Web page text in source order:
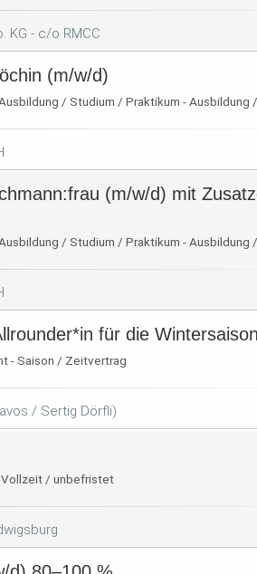
KG - c/o RMCC
(m/w/d)
/ Studium / Praktikum - Ausbildung
(m/w/d) mit
/ Studium / Praktikum - Ausbildung
für die
- Saison / Zeitvertrag
/ Sertig Dörfli)
Vollzeit / unbefristet